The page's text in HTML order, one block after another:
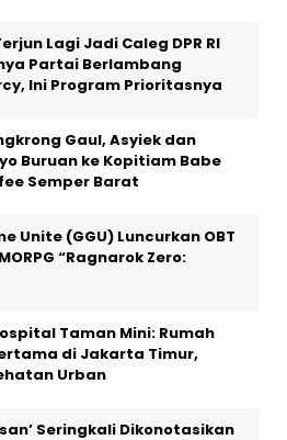
Lagi Jadi Caleg DPR RI
Partai Berlambang
Ini Program Prioritasnya
Gaul, Asyiek dan
Buruan ke Kopitiam Babe
Semper Barat
Unite (GGU) Luncurkan OBT
“Ragnarok Zero:
Taman Mini: Rumah
di Jakarta Timur,
Urban
Seringkali Dikonotasikan